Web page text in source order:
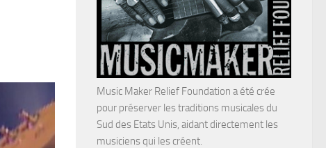
Music Maker Relief Foundation a été crée
pour préserver les traditions musicales du
Sud des Etats Unis, aidant directement les
musiciens qui les créent.